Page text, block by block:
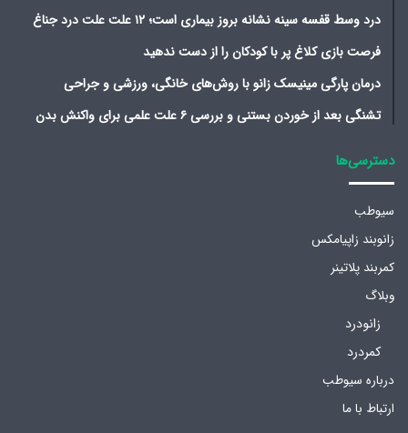
درد وسط قفسه سینه نشانه بروز بیماری است؛ ۱۲ علت علت درد جناغ
فرصت بازی کلاغ پر با کودکان را از دست ندهید
درمان پارگی مینیسک زانو با روش‌های خانگی، ورزشی و جراحی
تشنگی بعد از خوردن بستنی و بررسی ۶ علت علمی برای واکنش بدن
دسترسی‌ها
سیوطب
زانوبند زاپیامکس
کمربند پلاتینر
وبلاگ
زانودرد
کمردرد
درباره سیوطب
ارتباط با ما